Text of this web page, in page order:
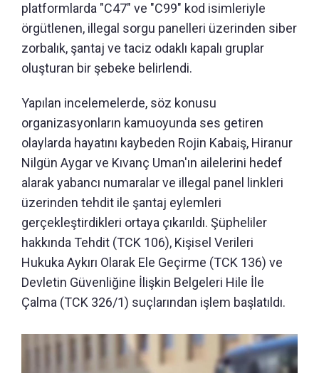
platformlarda "C47" ve "C99" kod isimleriyle
örgütlenen, illegal sorgu panelleri üzerinden siber
zorbalık, şantaj ve taciz odaklı kapalı gruplar
oluşturan bir şebeke belirlendi.
Yapılan incelemelerde, söz konusu
organizasyonların kamuoyunda ses getiren
olaylarda hayatını kaybeden Rojin Kabaiş, Hiranur
Nilgün Aygar ve Kıvanç Uman'ın ailelerini hedef
alarak yabancı numaralar ve illegal panel linkleri
üzerinden tehdit ile şantaj eylemleri
gerçekleştirdikleri ortaya çıkarıldı. Şüpheliler
hakkında Tehdit (TCK 106), Kişisel Verileri
Hukuka Aykırı Olarak Ele Geçirme (TCK 136) ve
Devletin Güvenliğine İlişkin Belgeleri Hile İle
Çalma (TCK 326/1) suçlarından işlem başlatıldı.